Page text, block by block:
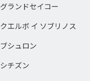
グランドセイコー
クエルボ イ ソブリノス
ブシュロン
シチズン